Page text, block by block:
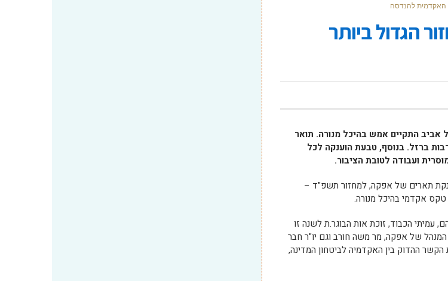
האקדמית להנדסה
הגדול ביותר
התקיים אמש בהיכל מנורה. תואר
ברזל. בנוסף, טבעת הוענקה לכל
ועבודה לטובת הציבור.
תארים של אפקה, למחזור תשפ"ד –
אקדמי בהיכל מנורה.
עמיתי הכבוד, זוכת אות הבוגר.ת לשנה זו
של אפקה, מר משה חורב וגם יו"ר חבר
ההדוק בין האקדמיה לביטחון המדינה,